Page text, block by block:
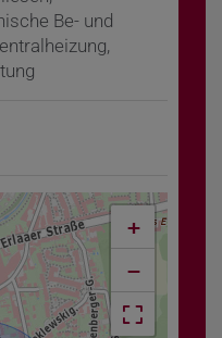
Be- und
+
−